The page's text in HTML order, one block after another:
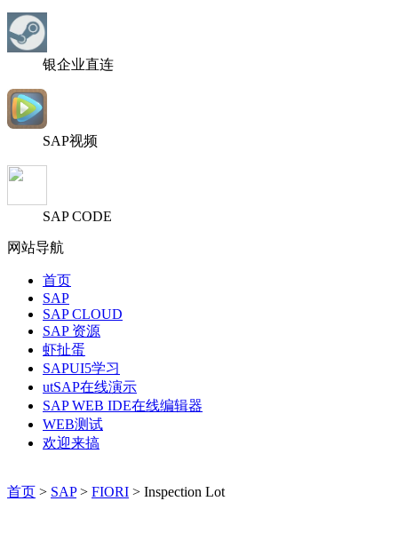
银企业直连
SAP视频
SAP CODE
网站导航
首页
SAP
SAP CLOUD
SAP 资源
虾扯蛋
SAPUI5学习
utSAP在线演示
SAP WEB IDE在线编辑器
WEB测试
欢迎来搞
首页 > SAP> FIORI > Inspection Lot